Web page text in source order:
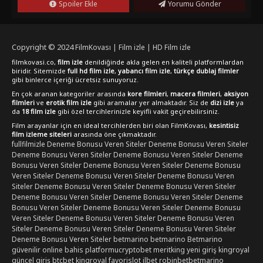
Spoiler Ekle Yorumu Gönder
Copyright © 2024FilmKovası | Film izle | HD Film izle
filmkovasi.co, film izle denildiğinde akla gelen en kaliteli platformlardan
biridir. Sitemizde full hd film izle, yabancı film izle, türkçe dublaj filmler
gibi binlerce içeriği ücretsiz sunuyoruz.
En çok aranan kategoriler arasında kore filmleri, macera filmleri, aksiyon
filmleri ve erotik film izle gibi aramalar yer almaktadır. Siz de dizi izle ya
da 18 film izle gibi özel tercihlerinizle keyifli vakit geçirebilirsiniz.
Film arayanlar için en ideal tercihlerden biri olan FilmKovası, kesintisiz
film izleme siteleri arasında öne çıkmaktadır.
fullfilmizle Deneme Bonusu Veren SitelerDeneme Bonusu Veren Siteler
Deneme Bonusu Veren SitelerDeneme Bonusu Veren SitelerDeneme
Bonusu Veren SitelerDeneme Bonusu Veren SitelerDeneme Bonusu
Veren SitelerDeneme Bonusu Veren SitelerDeneme Bonusu Veren
SitelerDeneme Bonusu Veren SitelerDeneme Bonusu Veren Siteler
Deneme Bonusu Veren SitelerDeneme Bonusu Veren SitelerDeneme
Bonusu Veren SitelerDeneme Bonusu Veren SitelerDeneme Bonusu
Veren SitelerDeneme Bonusu Veren SitelerDeneme Bonusu Veren
SitelerDeneme Bonusu Veren SitelerDeneme Bonusu Veren Siteler
Deneme Bonusu Veren Sitelerbetmarino betmarino Betmarino
güvenilir online bahis platformucryptobetmeritking yeni girişkingroyal
güncel girişbtcbetkingroyal favorislotilbetrobinbetbetmarino